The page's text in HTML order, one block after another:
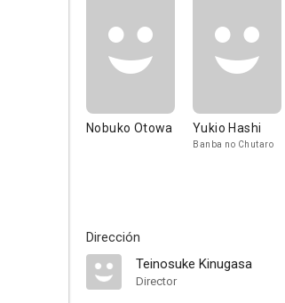
Nobuko Otowa Yukio Hashi
Banba no Chutaro
Dirección
Teinosuke Kinugasa
Director